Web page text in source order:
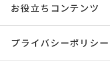
お役立ちコンテンツ
プライバシーポリシー